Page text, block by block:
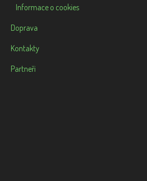
Informace o cookies
Doprava
Kontakty
Partneři